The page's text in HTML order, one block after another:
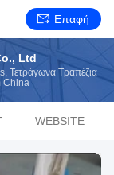
Επαφή
Ltd
Τετράγωνα Τραπέζια
China
WEBSITE